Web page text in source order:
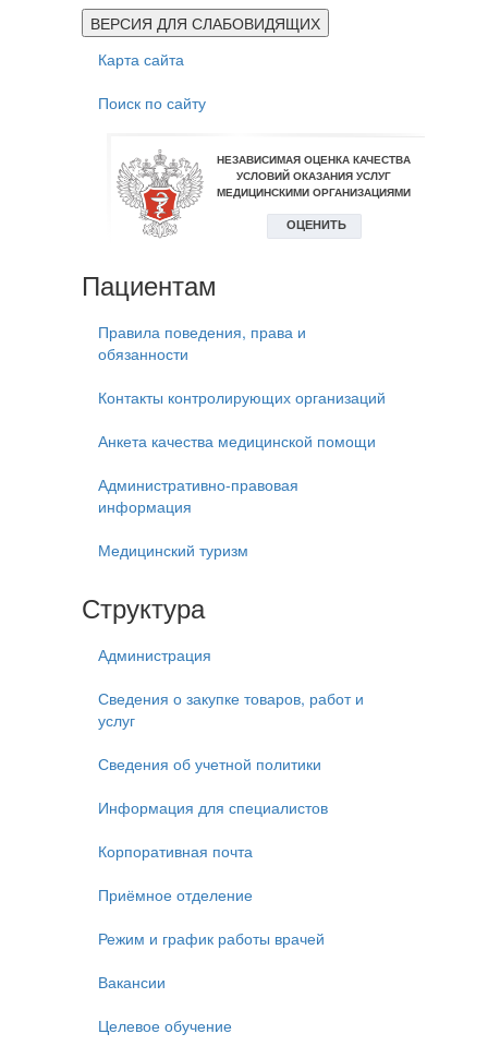
ВЕРСИЯ ДЛЯ СЛАБОВИДЯЩИХ
Карта сайта
Поиск по сайту
Пациентам
Правила поведения, права и
обязанности
Контакты контролирующих организаций
Анкета качества медицинской помощи
Административно-правовая
информация
Медицинский туризм
Структура
Администрация
Сведения о закупке товаров, работ и
услуг
Сведения об учетной политики
Информация для специалистов
Корпоративная почта
Приёмное отделение
Режим и график работы врачей
Вакансии
Целевое обучение